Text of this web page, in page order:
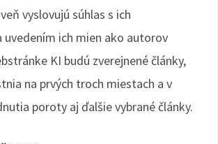
vyslovujú súhlas s ich
uvedením ich mien ako autorov
KI budú zverejnené články,
na prvých troch miestach a v
poroty aj ďalšie vybrané články.